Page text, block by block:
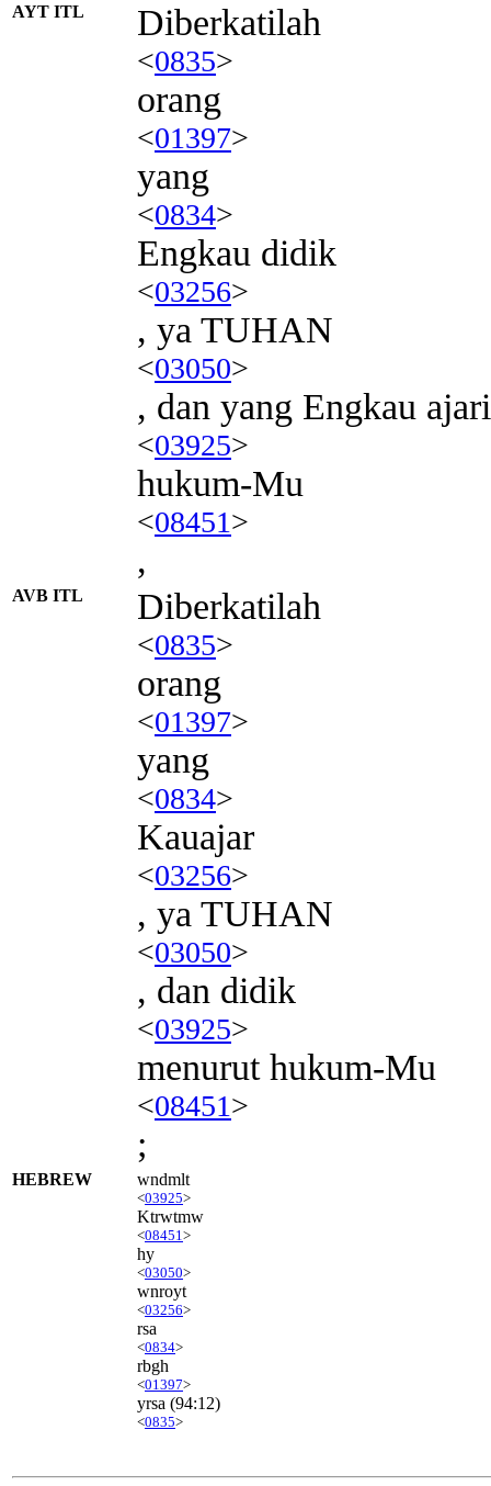
AYT ITL Diberkatilah
<0835>
orang
<01397>
yang
<0834>
Engkau didik
<03256>
, ya TUHAN
<03050>
, dan yang Engkau ajari
<03925>
hukum-Mu
<08451>
,
AVB ITL Diberkatilah
<0835>
orang
<01397>
yang
<0834>
Kauajar
<03256>
, ya TUHAN
<03050>
, dan didik
<03925>
menurut hukum-Mu
<08451>
;
HEBREW wndmlt
<03925>
Ktrwtmw
<08451 >
hy
<03050>
wnroyt
<03256>
rsa
<0834>
rbgh
<01397>
yrsa (94:12)
<0835>